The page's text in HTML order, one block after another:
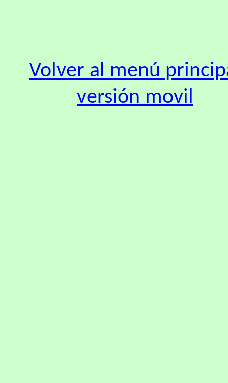
Volver al menú
versión movil